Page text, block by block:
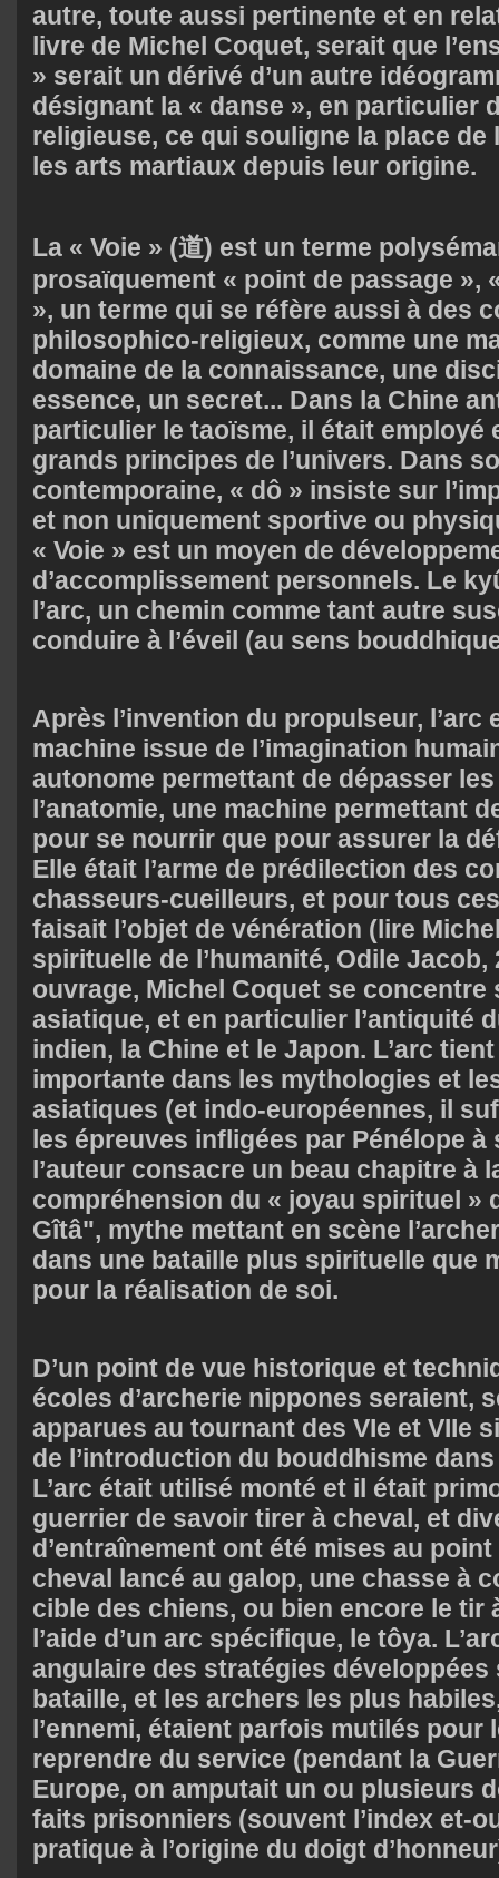
autre, toute aussi pertinente et en
livre de Michel Coquet, serait que
» serait un dérivé d’un autre
désignant la « danse », en particulier
religieuse, ce qui souligne la place
les arts martiaux depuis leur origine.
La « Voie » (道) est un terme
prosaïquement « point de passage »,
», un terme qui se réfère aussi à des
philosophico-religieux, comme une
domaine de la connaissance, une
essence, un secret... Dans la Chine
particulier le taoïsme, il était employé
grands principes de l’univers. Dans
contemporaine, « dô » insiste sur
et non uniquement sportive ou
« Voie » est un moyen de
d’accomplissement personnels. Le
l’arc, un chemin comme tant autre
conduire à l’éveil (au sens
Après l’invention du propulseur, l’arc
machine issue de l’imagination
autonome permettant de dépasser
l’anatomie, une machine permettant
pour se nourrir que pour assurer la
Elle était l’arme de prédilection des
chasseurs-cueilleurs, et pour tous
faisait l’objet de vénération (lire
spirituelle de l’humanité, Odile Jacob,
ouvrage, Michel Coquet se concentre
asiatique, et en particulier l’antiquité
indien, la Chine et le Japon. L’arc
importante dans les mythologies et
asiatiques (et indo-européennes, il
les épreuves infligées par Pénélope
l’auteur consacre un beau chapitre à
compréhension du « joyau spirituel »
Gîtâ", mythe mettant en scène
dans une bataille plus spirituelle que
pour la réalisation de soi.
D’un point de vue historique et
écoles d’archerie nippones seraient,
apparues au tournant des VIe et VIIe
de l’introduction du bouddhisme
L’arc était utilisé monté et il était
guerrier de savoir tirer à cheval, et
d’entraînement ont été mises au
cheval lancé au galop, une chasse à
cible des chiens, ou bien encore le tir
l’aide d’un arc spécifique, le tôya.
angulaire des stratégies développées
bataille, et les archers les plus
l’ennemi, étaient parfois mutilés pour
reprendre du service (pendant la
Europe, on amputait un ou plusieurs
faits prisonniers (souvent l’index et-
pratique à l’origine du doigt